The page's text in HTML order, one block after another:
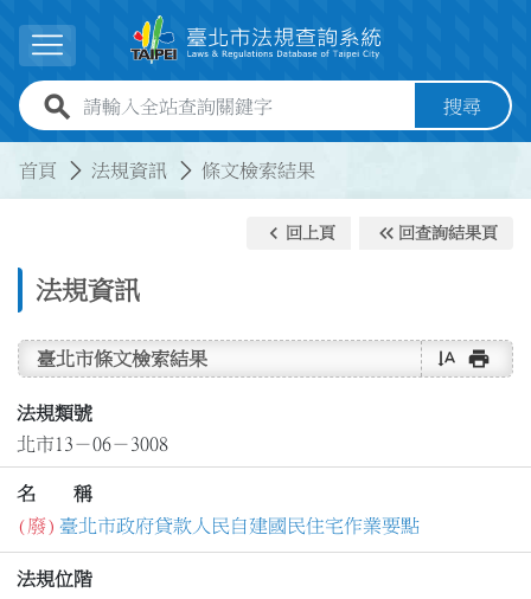
展開選單
全站查詢關鍵字欄位 搜尋
首頁 法規資訊 條文檢索結果
法規資訊
keyboard_arrow_left 回上頁 keyboard_double_arrow_left 回查詢結果頁
臺北市條文檢索結果 text_rotate_vertical print
法規類號
北市13－06－3008
名 稱
(廢) 臺北市政府貸款人民自建國民住宅作業要點
法規位階